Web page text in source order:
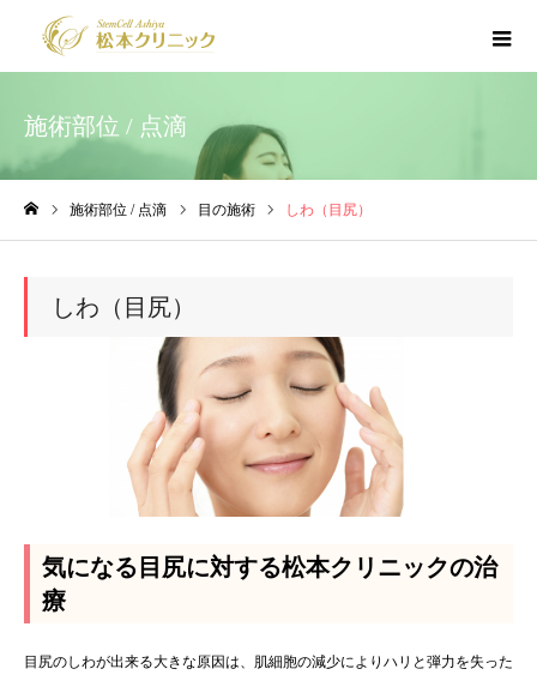
施術部位 / 点滴
施術部位 / 点滴 目の施術 しわ（目尻）
しわ（目尻）
気になる目尻に対する松本クリニックの治
療
目尻のしわが出来る大きな原因は、肌細胞の減少によりハリと弾力を失った